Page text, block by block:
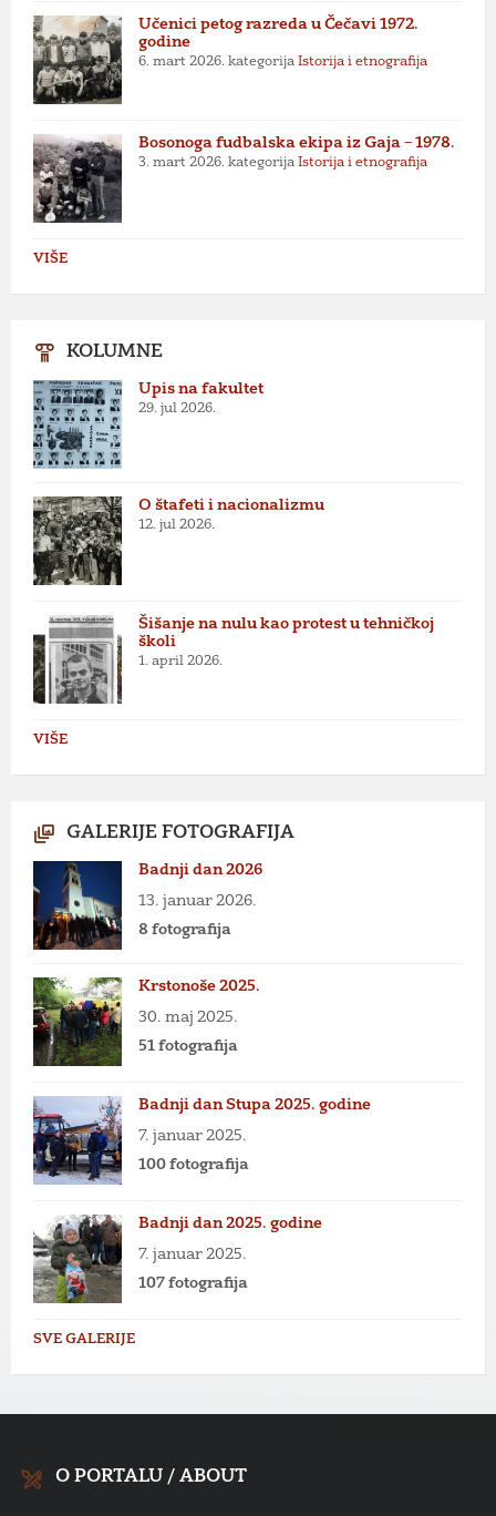
Učenici petog razreda u Čečavi 1972.
godine
6. mart 2026. kategorija Istorija i etnografija
Bosonoga fudbalska ekipa iz Gaja – 1978.
3. mart 2026. kategorija Istorija i etnografija
VIŠE
KOLUMNE
Upis na fakultet
29. jul 2026.
O štafeti i nacionalizmu
12. jul 2026.
Šišanje na nulu kao protest u tehničkoj
školi
1. april 2026.
VIŠE
GALERIJE FOTOGRAFIJA
Badnji dan 2026
13. januar 2026.
8 fotografija
Krstonoše 2025.
30. maj 2025.
51 fotografija
Badnji dan Stupa 2025. godine
7. januar 2025.
100 fotografija
Badnji dan 2025. godine
7. januar 2025.
107 fotografija
SVE GALERIJE
O PORTALU / ABOUT